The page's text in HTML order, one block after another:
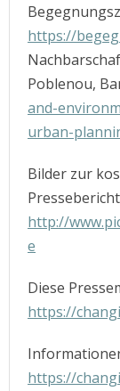
https://
Poblenou,
and-
urban-
Bilder zur
http://
e
Diese
https://
https://